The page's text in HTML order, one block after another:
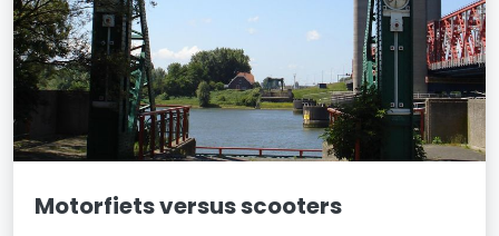
Motorfiets versus scooters